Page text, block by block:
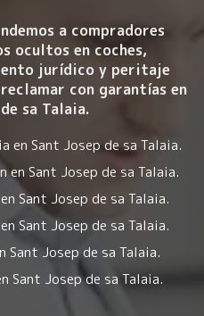
a compradores
ocultos en coches,
jurídico y peritaje
con garantías en
sa Talaia.
en Sant Josep de sa Talaia.
en Sant Josep de sa Talaia.
Sant Josep de sa Talaia.
Sant Josep de sa Talaia.
Sant Josep de sa Talaia.
Sant Josep de sa Talaia.